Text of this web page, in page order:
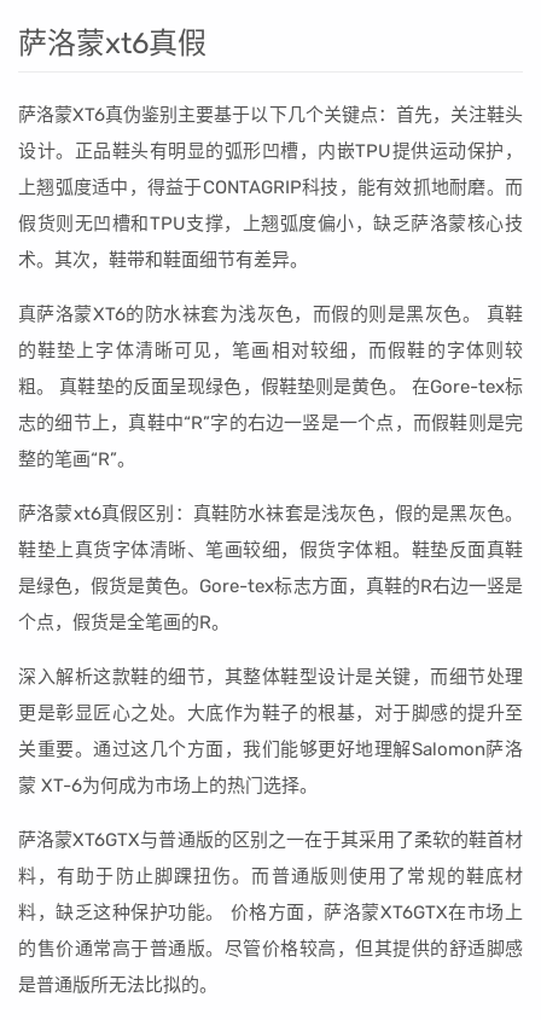
萨洛蒙xt6真假
萨洛蒙XT6真伪鉴别主要基于以下几个关键点：首先，关注鞋头
设计。正品鞋头有明显的弧形凹槽，内嵌TPU提供运动保护，
上翘弧度适中，得益于CONTAGRIP科技，能有效抓地耐磨。而
假货则无凹槽和TPU支撑，上翘弧度偏小，缺乏萨洛蒙核心技
术。其次，鞋带和鞋面细节有差异。
真萨洛蒙XT6的防水袜套为浅灰色，而假的则是黑灰色。 真鞋
的鞋垫上字体清晰可见，笔画相对较细，而假鞋的字体则较
粗。 真鞋垫的反面呈现绿色，假鞋垫则是黄色。 在Gore-tex标
志的细节上，真鞋中“R”字的右边一竖是一个点，而假鞋则是完
整的笔画“R”。
萨洛蒙xt6真假区别：真鞋防水袜套是浅灰色，假的是黑灰色。
鞋垫上真货字体清晰、笔画较细，假货字体粗。鞋垫反面真鞋
是绿色，假货是黄色。Gore-tex标志方面，真鞋的R右边一竖是
个点，假货是全笔画的R。
深入解析这款鞋的细节，其整体鞋型设计是关键，而细节处理
更是彰显匠心之处。大底作为鞋子的根基，对于脚感的提升至
关重要。通过这几个方面，我们能够更好地理解Salomon萨洛
蒙 XT-6为何成为市场上的热门选择。
萨洛蒙XT6GTX与普通版的区别之一在于其采用了柔软的鞋首材
料，有助于防止脚踝扭伤。而普通版则使用了常规的鞋底材
料，缺乏这种保护功能。 价格方面，萨洛蒙XT6GTX在市场上
的售价通常高于普通版。尽管价格较高，但其提供的舒适脚感
是普通版所无法比拟的。